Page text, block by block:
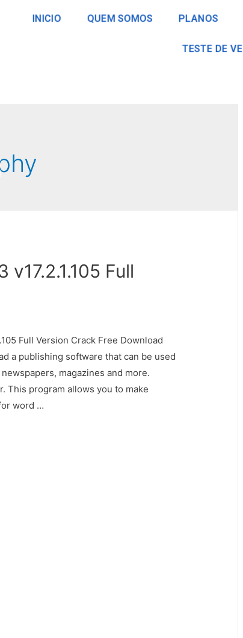
INICIO QUEM SOMOS PLANOS
TESTE DE
Full
Full Version Crack Free Download
a publishing software that can be used
magazines and more.
This program allows you to make
word …